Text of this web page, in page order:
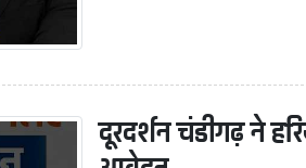
दूरदर्शन चंडीगढ़ ने